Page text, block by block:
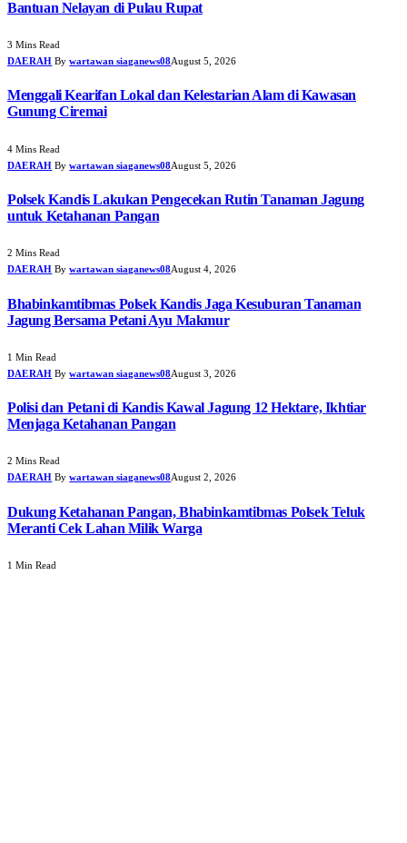
Bantuan Nelayan di Pulau Rupat
3 Mins Read
DAERAH By wartawan siaganews08August 5, 2026
Menggali Kearifan Lokal dan Kelestarian Alam di Kawasan
Gunung Ciremai
4 Mins Read
DAERAH By wartawan siaganews08August 5, 2026
Polsek Kandis Lakukan Pengecekan Rutin Tanaman Jagung
untuk Ketahanan Pangan
2 Mins Read
DAERAH By wartawan siaganews08August 4, 2026
Bhabinkamtibmas Polsek Kandis Jaga Kesuburan Tanaman
Jagung Bersama Petani Ayu Makmur
1 Min Read
DAERAH By wartawan siaganews08August 3, 2026
Polisi dan Petani di Kandis Kawal Jagung 12 Hektare, Ikhtiar
Menjaga Ketahanan Pangan
2 Mins Read
DAERAH By wartawan siaganews08August 2, 2026
Dukung Ketahanan Pangan, Bhabinkamtibmas Polsek Teluk
Meranti Cek Lahan Milik Warga
1 Min Read